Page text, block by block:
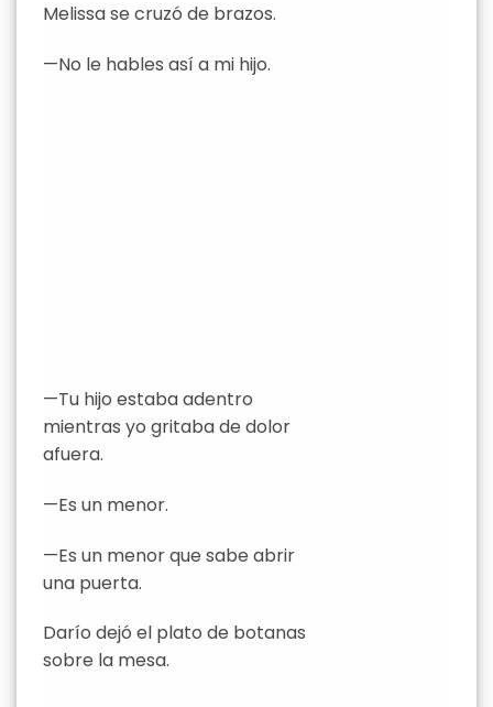
Melissa se cruzó de brazos.
—No le hables así a mi hijo.
—Tu hijo estaba adentro
mientras yo gritaba de dolor
afuera.
—Es un menor.
—Es un menor que sabe abrir
una puerta.
Darío dejó el plato de botanas
sobre la mesa.